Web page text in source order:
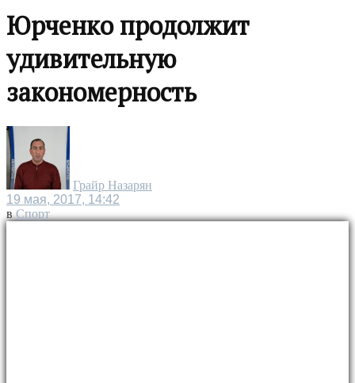
Юрченко продолжит
удивительную
закономерность
Грайр Назарян
19 мая, 2017, 14:42
в Спорт